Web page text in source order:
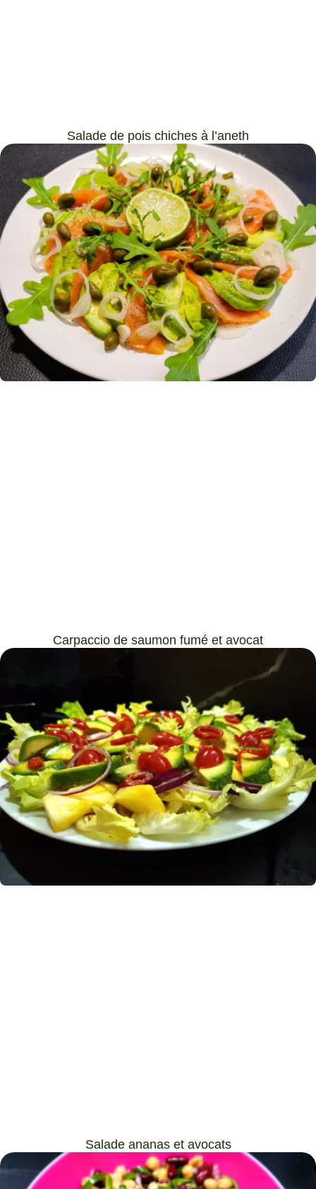
Salade de pois chiches à l’aneth
Carpaccio de saumon fumé et avocat
Salade ananas et avocats